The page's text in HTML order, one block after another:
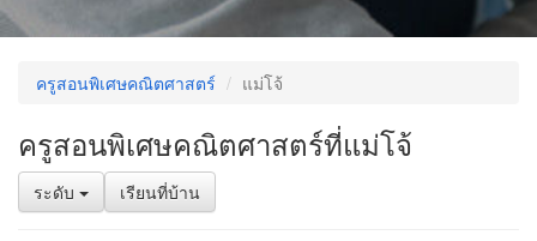
ครูสอนพิเศษคณิตศาสตร์ แม่โจ้
ครูสอนพิเศษคณิตศาสตร์ที่แม่โจ้
ระดับ เรียนที่บ้าน